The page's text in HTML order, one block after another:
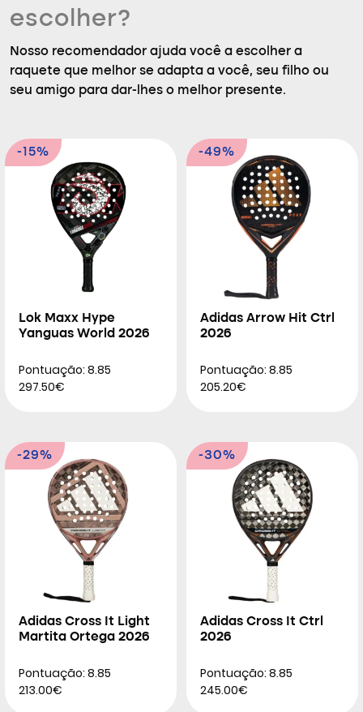
escolher?
Nosso recomendador ajuda você a escolher a
raquete que melhor se adapta a você, seu filho ou
seu amigo para dar-lhes o melhor presente.
-15%
Lok Maxx Hype
Yanguas World 2026
Pontuação: 8.85
297.50€
-49%
Adidas Arrow Hit Ctrl
2026
Pontuação: 8.85
205.20€
-29%
Adidas Cross It Light
Martita Ortega 2026
Pontuação: 8.85
213.00€
-30%
Adidas Cross It Ctrl
2026
Pontuação: 8.85
245.00€